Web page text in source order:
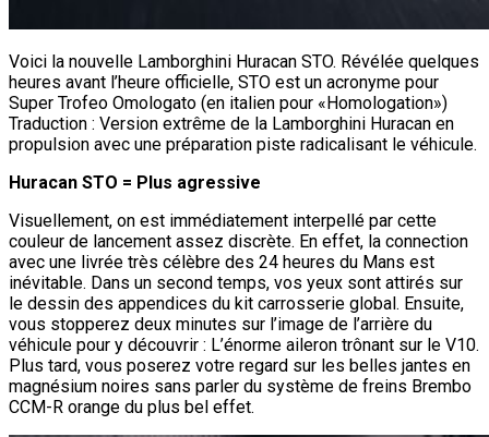
Voici la nouvelle Lamborghini Huracan STO. Révélée quelques
heures avant l’heure officielle, STO est un acronyme pour
Super Trofeo Omologato (en italien pour «Homologation»)
Traduction : Version extrême de la Lamborghini Huracan en
propulsion avec une préparation piste radicalisant le véhicule.
Huracan STO = Plus agressive
Visuellement, on est immédiatement interpellé par cette
couleur de lancement assez discrète. En effet, la connection
avec une livrée très célèbre des 24 heures du Mans est
inévitable. Dans un second temps, vos yeux sont attirés sur
le dessin des appendices du kit carrosserie global. Ensuite,
vous stopperez deux minutes sur l’image de l’arrière du
véhicule pour y découvrir : L’énorme aileron trônant sur le V10.
Plus tard, vous poserez votre regard sur les belles jantes en
magnésium noires sans parler du système de freins Brembo
CCM-R orange du plus bel effet.